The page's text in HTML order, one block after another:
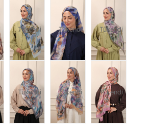
Tükendi Tükendi Tükendi
Tükendi Tükendi Tükendi